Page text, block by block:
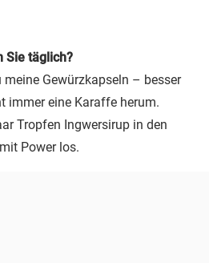
Sie täglich?
Gewürzkapseln – besser
immer eine Karaffe herum.
Tropfen Ingwersirup in den
Power los.